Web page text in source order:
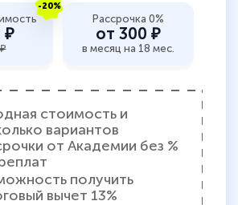
-20%
₽
Рассрочка 0%
от 300 ₽
в месяц на 18 мес.
стоимость и
вариантов
от Академии без %
получить
вычет 13%